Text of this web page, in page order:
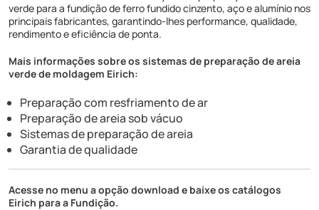
verde para a fundição de ferro fundido cinzento, aço e alumínio nos
principais fabricantes, garantindo-lhes performance, qualidade,
rendimento e eficiência de ponta.
Mais informações sobre os sistemas de preparação de areia
verde de moldagem Eirich:
Preparação com resfriamento de ar
Preparação de areia sob vácuo
Sistemas de preparação de areia
Garantia de qualidade
Acesse no menu a opção download e baixe os catálogos
Eirich para a Fundição.